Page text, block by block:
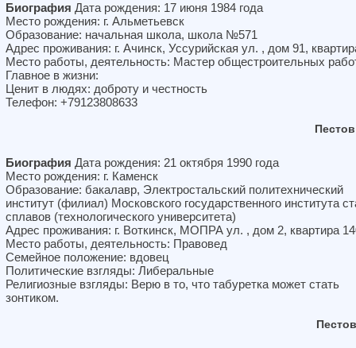
Биография Дата рождения: 17 июня 1984 года
Место рождения: г. Альметьевск
Образование: начальная школа, школа №571
Адрес проживания: г. Ачинск, Уссурийская ул. , дом 91,
Место работы, деятельность: Мастер общестроительных
Главное в жизни:
Ценит в людях: доброту и честность
Телефон: +79123808633
Биография Дата рождения: 21 октября 1990 года
Место рождения: г. Каменск
Образование: бакалавр, Электростальский политехнический
институт (филиал) Московского государственного института
сплавов (технологического университета)
Адрес проживания: г. Воткинск, МОПРА ул. , дом 2, квартира
Место работы, деятельность: Правовед
Семейное положение: вдовец
Политические взгляды: Либеральные
Религиозные взгляды: Верю в то, что табуретка может стать
зонтиком.